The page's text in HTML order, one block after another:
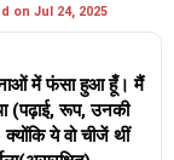
विश्लेषण करें
और आत्म-चर्चा को
हैं जो इसे संभव
on Jul 24, 2025
में फंसा हुआ हूँ। मैं
(पढ़ाई, रूप, उनकी
ये वो चीजें थीं